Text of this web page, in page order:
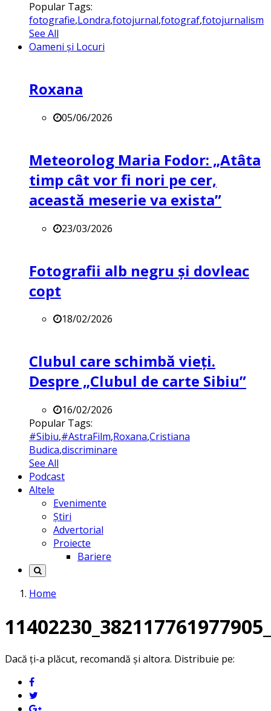
Popular Tags:
fotografie,Londra,fotojurnal,fotograf,fotojurnalism
See All
Oameni și Locuri
Roxana
05/06/2026
Meteorolog Maria Fodor: „Atâta
timp cât vor fi nori pe cer,
această meserie va exista”
23/03/2026
Fotografii alb negru și dovleac
copt
18/02/2026
Clubul care schimbă vieți.
Despre „Clubul de carte Sibiu”
16/02/2026
Popular Tags:
#Sibiu,#AstraFilm,Roxana,Cristiana
Budica,discriminare
See All
Podcast
Altele
Evenimente
Știri
Advertorial
Proiecte
Bariere
Home
Dacă ți-a plăcut, recomandă și altora. Distribuie pe: